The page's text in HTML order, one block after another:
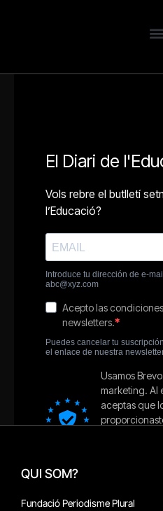
QUI SOM?
Fundació Periodisme Plural